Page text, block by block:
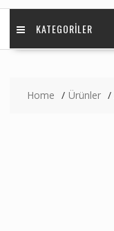
KATEGORILER
Home Ürünler